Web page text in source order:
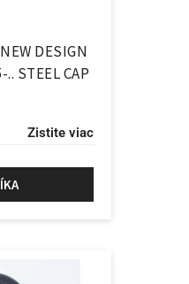
DESIGN
.. STEEL CAP
Zistite viac